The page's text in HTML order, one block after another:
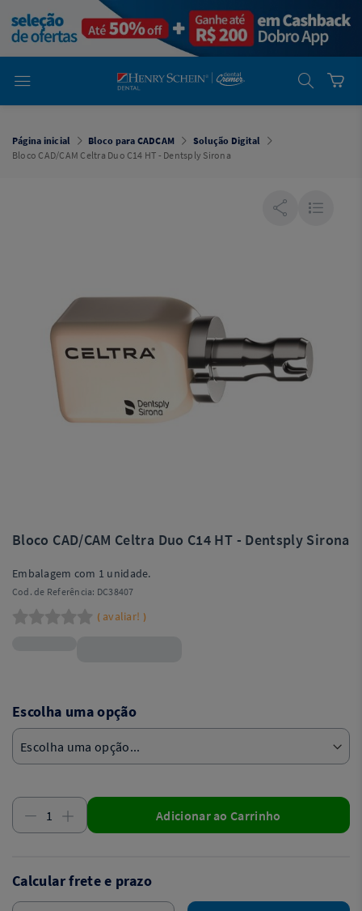
Dental
Cremer -
Henry Schein
Laboratório
Laboratório
Cremer -
Henry Schein
Simples
Dental
Software
Odontológico
Página inicial Bloco para CADCAM
Solução Digital
Bloco CAD/CAM Celtra Duo C14 HT - Dentsply Sirona
Bloco CAD/CAM Celtra Duo C14 HT - Dentsply Sirona
Embalagem com 1 unidade.
Cod. de Referência: DC38407
( avaliar! )
Escolha uma opção
Adicionar ao Carrinho
Calcular frete e prazo